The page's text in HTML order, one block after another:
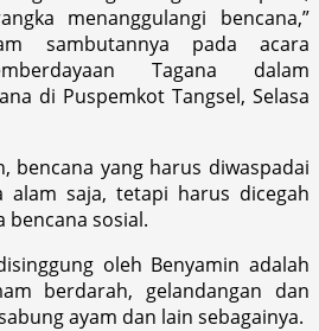
menanggulangi bencana,”
sambutannya pada acara
Tagana dalam
di Puspemkot Tangsel, Selasa
bencana yang harus diwaspadai
alam saja, tetapi harus dicegah
bencana sosial.
oleh Benyamin adalah
berdarah, gelandangan dan
ayam dan lain sebagainya.